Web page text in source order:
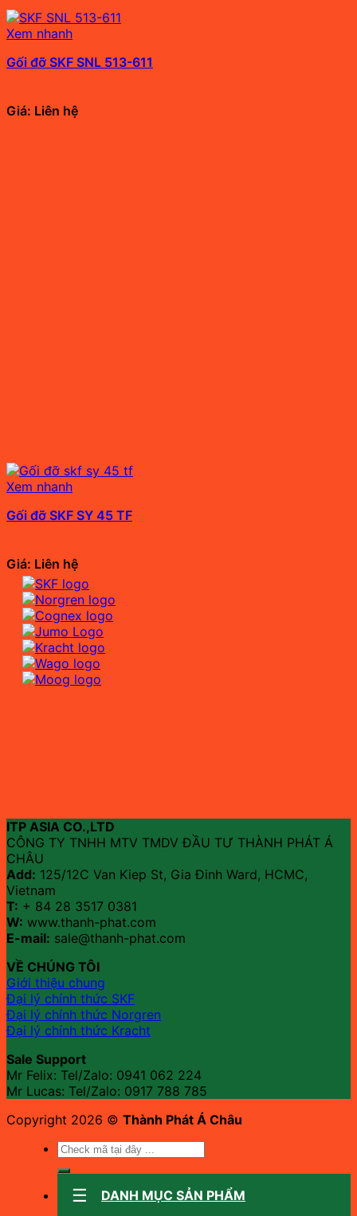
Xem nhanh
Gối đỡ SKF SNL 513-611
Giá: Liên hệ
Xem nhanh
Gối đỡ SKF SY 45 TF
Giá: Liên hệ
ITP ASIA CO.,LTD
CÔNG TY TNHH MTV TMDV ĐẦU TƯ THÀNH PHÁT Á
CHÂU
Add: 125/12C Van Kiep St, Gia Đinh Ward, HCMC,
Vietnam
T: + 84 28 3517 0381
W: www.thanh-phat.com
E-mail: sale@thanh-phat.com
VỀ CHÚNG TÔI
Giới thiệu chung
Đại lý chính thức SKF
Đại lý chính thức Norgren
Đại lý chính thức Kracht
Sale Support
Mr Felix: Tel/Zalo: 0941 062 224
Mr Lucas: Tel/Zalo: 0917 788 785
Copyright 2026 © Thành Phát Á Châu
Tìm
DANH MỤC SẢN PHẨM